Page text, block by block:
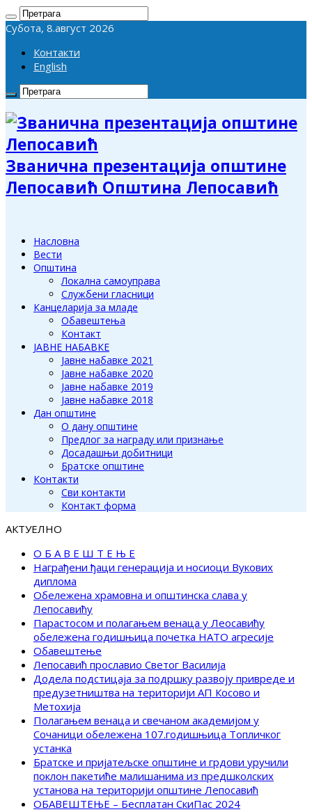
Субота, 8.август 2026
Контакти
English
Званична презентација општине
Лепосавић Општина Лепосавић
Насловна
Вести
Општина
Локална самоуправа
Службени гласници
Канцеларија за младе
Обавештења
Контакт
ЈАВНЕ НАБАВКЕ
Јавне набавке 2021
Јавне набавке 2020
Јавне набавке 2019
Јавне набавке 2018
Дан општине
О дану општине
Предлог за награду или признање
Досадашњи добитници
Братске општине
Контакти
Сви контакти
Контакт форма
АКТУЕЛНО
О Б А В Е Ш Т Е Њ Е
Награђени ђаци генерација и носиоци Вукових
диплома
Обележена храмовна и општинска слава у
Лепосавићу
Парастосом и полагањем венаца у Леосавићу
обележена годишњица почетка НАТО агресије
Обавештење
Лепосавић прославио Светог Василија
Додела подстицаја за подршку развоју привреде и
предузетништва на територији АП Косово и
Метохија
Полагањем венаца и свечаном академијом у
Сочаници обележена 107.годишњица Топличког
устанка
Братске и пријатељске општине и грдови уручили
поклон пакетиће малишанима из предшколских
установа на територији општине Лепосавић
ОБАВЕШТЕЊЕ – Бесплатан СкиПас 2024